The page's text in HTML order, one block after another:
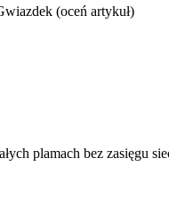
(oceń artykuł)
plamach bez